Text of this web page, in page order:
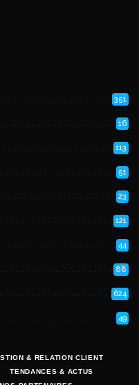
351
16
113
51
23
121
44
88
624
49
& RELATION CLIENT
TENDANCES & ACTUS